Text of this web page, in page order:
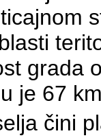
grada
je 67
čini